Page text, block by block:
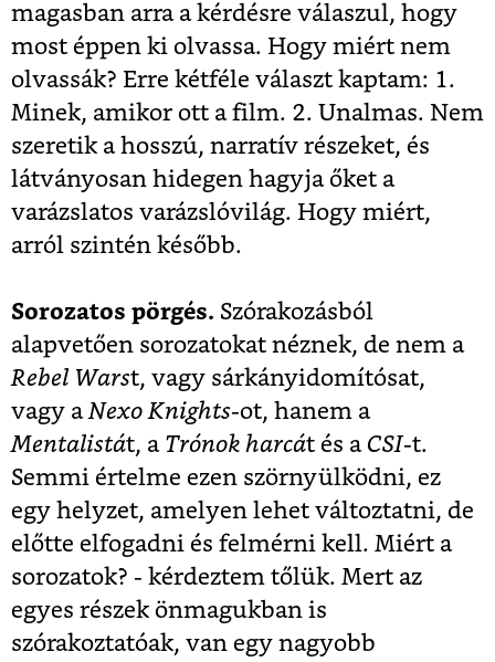
magasban arra a kérdésre válaszul, hogy
most éppen ki olvassa. Hogy miért nem
olvassák? Erre kétféle választ kaptam: 1.
Minek, amikor ott a film. 2. Unalmas. Nem
szeretik a hosszú, narratív részeket, és
látványosan hidegen hagyja őket a
varázslatos varázslóvilág. Hogy miért,
arról szintén később.
Sorozatos pörgés. Szórakozásból
alapvetően sorozatokat néznek, de nem a
Rebel Warst, vagy sárkányidomítósat,
vagy aNexo Knights-ot, hanem a
Mentalistát, a Trónok harcát és a CSI-t.
Semmi értelme ezen szörnyülködni, ez
egy helyzet, amelyen lehet változtatni, de
előtte elfogadni és felmérni kell. Miért a
sorozatok? - kérdeztem tőlük. Mert az
egyes részek önmagukban is
szórakoztatóak, van egy nagyobb